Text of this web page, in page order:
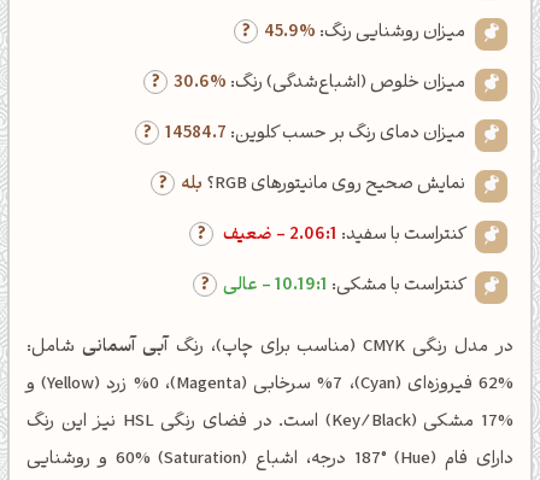
میزان روشنایی رنگ: 45.9%
میزان خلوص (اشباع‌شدگی) رنگ: 30.6%
میزان دمای رنگ بر حسب کلوین: 14584.7
نمایش صحیح روی مانیتورهای RGB؟
بله
کنتراست با سفید: 2.06:1 - ضعیف
کنتراست با مشکی: 10.19:1 - عالی
در مدل رنگی CMYK (مناسب برای چاپ)، رنگ آبی آسمانی شامل:
%62 فیروزه‌ای (Cyan)، %7 سرخابی (Magenta)، %0 زرد (Yellow) و
%17 مشکی (Key/Black) است. در فضای رنگی HSL نیز این رنگ
دارای فام (Hue) 187° درجه، اشباع (Saturation) 60% و روشنایی